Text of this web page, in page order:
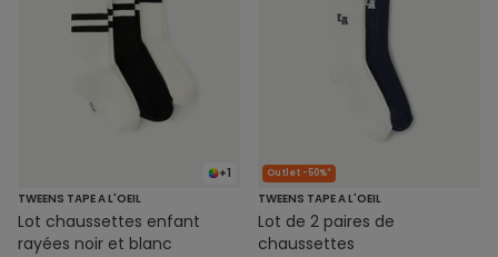
+1
TWEENS TAPE A L'OEIL
Lot chaussettes enfant
rayées noir et blanc
Outlet -50%*
TWEENS TAPE A L'OEIL
Lot de 2 paires de
chaussettes